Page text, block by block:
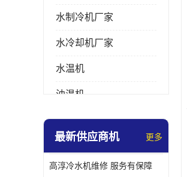
水制冷机厂家
水冷却机厂家
水温机
油温机
冰热一体机
油冷却机厂家
最新供应商机 更多
高淳冷水机维修 服务有保障